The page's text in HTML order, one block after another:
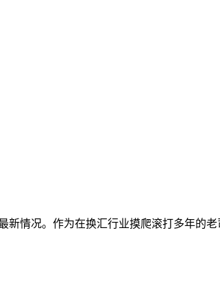
新情况。作为在换汇行业摸爬滚打多年的